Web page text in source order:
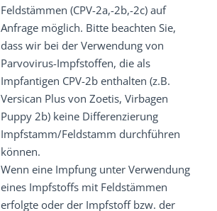
Feldstämmen (CPV-2a,-2b,-2c) auf
Anfrage möglich. Bitte beachten Sie,
dass wir bei der Verwendung von
Parvovirus-Impfstoffen, die als
Impfantigen CPV-2b enthalten (z.B.
Versican Plus von Zoetis, Virbagen
Puppy 2b) keine Differenzierung
Impfstamm/Feldstamm durchführen
können.
Wenn eine Impfung unter Verwendung
eines Impfstoffs mit Feldstämmen
erfolgte oder der Impfstoff bzw. der